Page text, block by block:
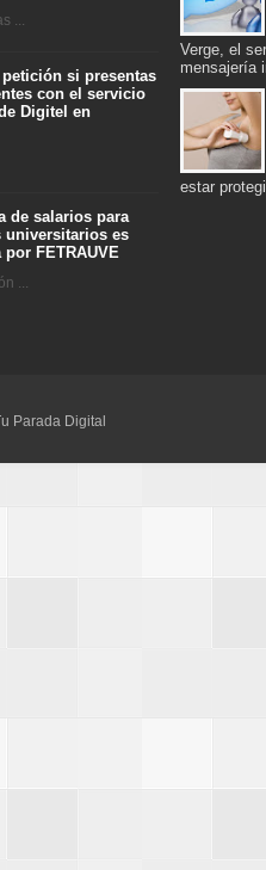
...
petición si presentas
con el servicio
Digitel en
de salarios para
universitarios es
por FETRAUVE
...
Verge, el
mensajería
estar
Parada Digital